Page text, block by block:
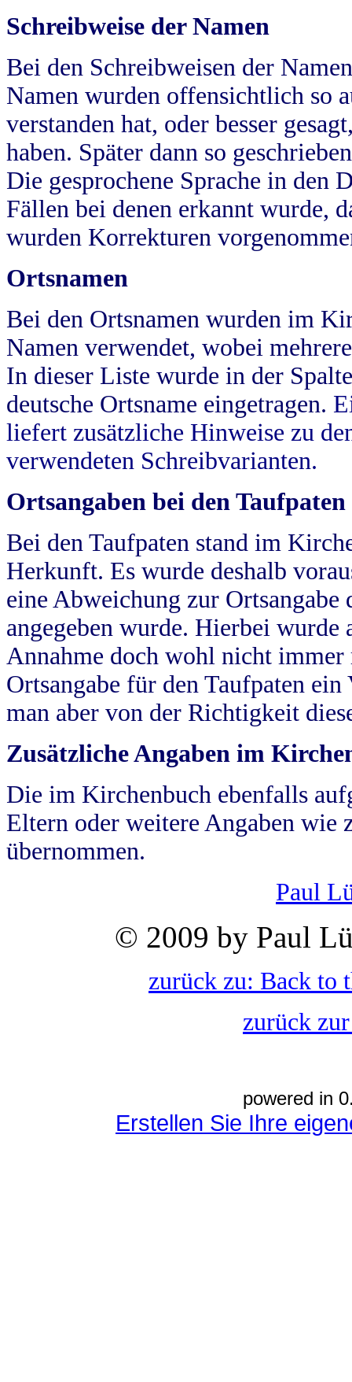
Schreibweise der Namen
Bei den Schreibweisen der
Namen wurden offensichtlich so
verstanden hat, oder besser
haben. Später dann so
Die gesprochene Sprache in
Fällen bei denen erkannt wurde,
wurden Korrekturen
Ortsnamen
Bei den Ortsnamen wurden im
Namen verwendet, wobei
In dieser Liste wurde in der
deutsche Ortsname eingetragen.
liefert zusätzliche Hinweise zu
verwendeten Schreibvarianten.
Ortsangaben bei den Taufpaten
Bei den Taufpaten stand im
Herkunft. Es wurde deshalb
eine Abweichung zur
angegeben wurde. Hierbei wurde
Annahme doch wohl nicht
Ortsangabe für den Taufpaten
man aber von der Richtigkeit
Zusätzliche Angaben im
Die im Kirchenbuch ebenfalls
Eltern oder weitere Angaben wie
übernommen.
Paul
© 2009 by Paul
zurück zu: Back to
zurück
powered in
Erstellen Sie Ihre